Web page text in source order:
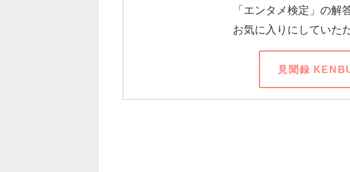
「エンタメ検定」の解
お気に入りにしていた
見聞録